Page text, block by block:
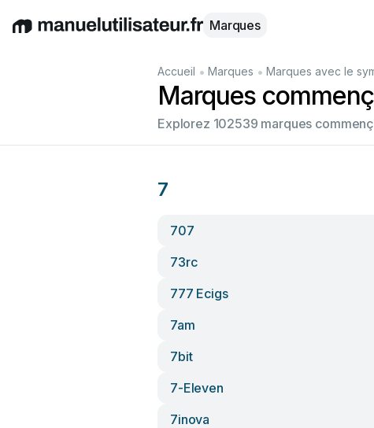
EnglishDeutschEspañolItalianoFrançais
Marques
Accueil • Marques • Marques avec le
Marques
Explorez 102539 marques
7
707
73rc
777 Ecigs
7am
7bit
7-Eleven
7inova